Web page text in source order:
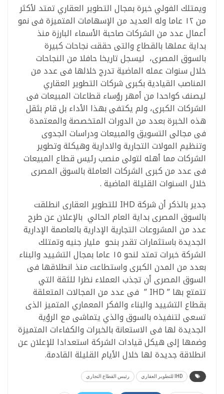
ويمتلك الفولي خبرة بمجال التطوير العقاري تمتد لأكثر
من ١٢ عاما وله العديد من الإسهامات المتميزة فى نمو
أعمال عدد من الشركات صاحبة الأسماء البارزة منذ
بداية عملها بالقطاع والتى حققت نجاحات كبيرة
بالسوق المصرى، ليسجل تاريخا حافلا من النجاحات
خلال سنوات عمله الماضية تدرج خلالها فى عدد من
المناصب القيادية بكبرى شركات التطوير العقاري
ليصنف كواحدا من أمهر رؤساء قطاعات المبيعات فى
الشركات الكبرى، ولم يكتفى بهذا الأداء بل قام بثقل
هذه الخبرة بعدد من الدورات المتخصصة والمعتمدة
فى مجالى التسويق والمبيعات ودراسات الجدوى
وتنظيم المولات التجارية والادارية وهيكلة وتطوير
الشركات مما أهله لتولى منصب رئيس قطاع المبيعات
فى عدد من كبرى الشركات العاملة بالسوق المصرى
خلال السنوات القليلة الماضية .
جدير بالذكر أن شركة IHD للتطوير العقارى انطلقت
بالسوق المصرى بداية العام الحالي بالإعلان عن طرح
عدد من المشروعات التجارية الإدارية بالعاصمة الإدارية
الجديدة باستثمارات تقدر بنحو مليار جنيه وتمتلك
الشركة خبرات تمتد لنحو ١٥ عاما بمجال التشييد والبناء
بعدد من المدن الكبرى واستطاعت منذ انطلاقها فى
السوق المصرى أن تجذب العملاء نظرا للثقة التي
تتمتع بها ” IHD ” فى عدد من المجالات المتعلقة
بقطاع التشييد والبناء والفكر المعماري المتميز الذى
تسعى لتنفيذه بالسوق والذي يتماشى مع الرؤية
الجديدة لها فى الاستعانة بالخبرات والكفاءات المتميزة
وضمها إلى هيكل قيادات الشركة استعدادا للإعلان عن
انطلاقة جديدة لها خلال الأيام القليلة القادمة.
IHD للتطوير العقاري رئيس القطاع التجاري